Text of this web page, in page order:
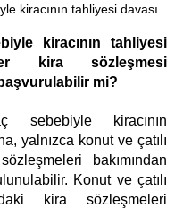
kiracının tahliyesi davası
kiracının tahliyesi
kira sözleşmesi
mi?
yalnızca konut ve çatılı
bakımından
Konut ve çatılı
kira sözleşmeleri